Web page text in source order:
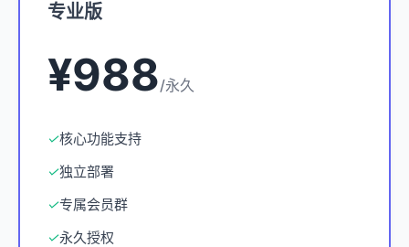
专业版
¥988/永久
✓核心功能支持
✓独立部署
✓专属会员群
✓永久授权